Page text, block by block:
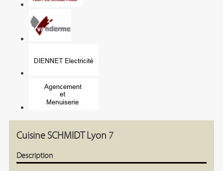
Cuisine SCHMIDT Lyon 7
Description